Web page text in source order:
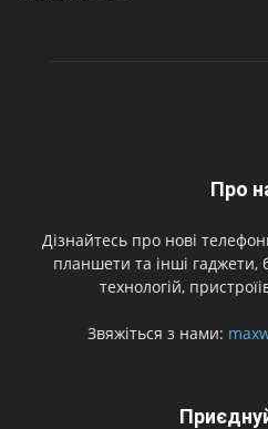
Про
Дізнайтесь про нові
планшети та інші гаджети,
технологій,
Звяжіться з нами: